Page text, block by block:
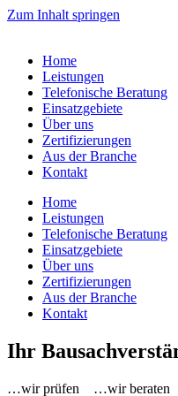
Zum Inhalt springen
Home
Leistungen
Telefonische Beratung
Einsatzgebiete
Über uns
Zertifizierungen
Aus der Branche
Kontakt
Home
Leistungen
Telefonische Beratung
Einsatzgebiete
Über uns
Zertifizierungen
Aus der Branche
Kontakt
Ihr
…wir prüfen …wir